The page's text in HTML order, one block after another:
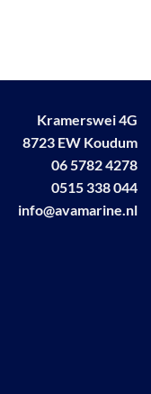
Kramerswei 4G
8723 EW Koudum
06 5782 4278
0515 338 044
info@avamarine.nl